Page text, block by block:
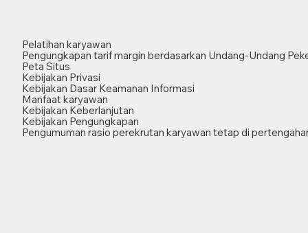
Pelatihan karyawan
Pengungkapan tarif margin berdasarkan Undang-Undang
Peta Situs
Kebijakan Privasi
Kebijakan Dasar Keamanan Informasi
Manfaat karyawan
Kebijakan Keberlanjutan
Kebijakan Pengungkapan
Pengumuman rasio perekrutan karyawan tetap di